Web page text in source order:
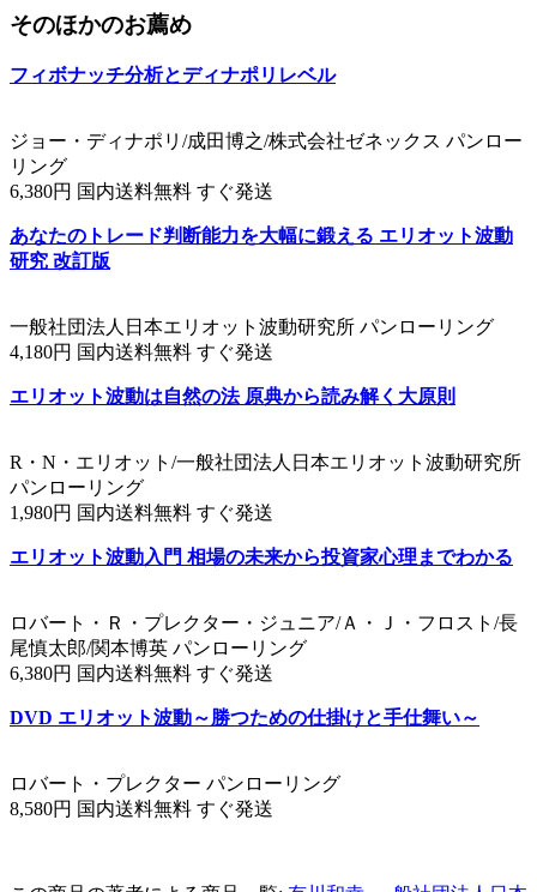
そのほかのお薦め
フィボナッチ分析とディナポリレベル
ジョー・ディナポリ/成田博之/株式会社ゼネックス パンロー
リング
6,380円 国内送料無料 すぐ発送
あなたのトレード判断能力を大幅に鍛える エリオット波動
研究 改訂版
一般社団法人日本エリオット波動研究所 パンローリング
4,180円 国内送料無料 すぐ発送
エリオット波動は自然の法 原典から読み解く大原則
R・N・エリオット/一般社団法人日本エリオット波動研究所
パンローリング
1,980円 国内送料無料 すぐ発送
エリオット波動入門 相場の未来から投資家心理までわかる
ロバート・Ｒ・プレクター・ジュニア/Ａ・Ｊ・フロスト/長
尾慎太郎/関本博英 パンローリング
6,380円 国内送料無料 すぐ発送
DVD エリオット波動～勝つための仕掛けと手仕舞い～
ロバート・プレクター パンローリング
8,580円 国内送料無料 すぐ発送